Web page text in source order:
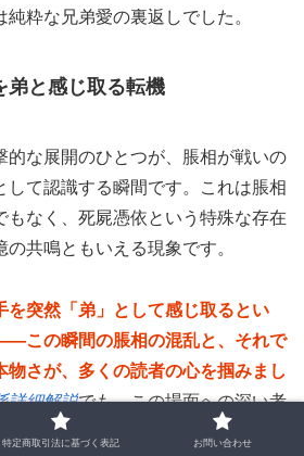
粋な兄弟愛の裏返しでした。
弟と感じ取る転機
的な展開のひとつが、脹相が戦いの
して認識する瞬間です。これは脹相
もなく、死屍憑依という特殊な存在
共鳴ともいえる現象です。
を突然「弟」として感じ取るとい
この瞬間の脹相の混乱と、それで
物さが、多くの読者の心を掴みまし
詳細解説でも、この場面への深い考
特定商取引法に基づく表記 お問い合わせ